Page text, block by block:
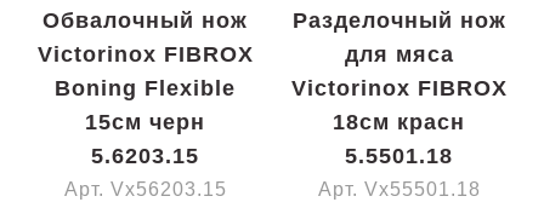
Обвалочный нож
Victorinox FIBROX
Boning Flexible
15см черн
5.6203.15
Арт. Vx56203.15
Разделочный нож
для мяса
Victorinox FIBROX
18см красн
5.5501.18
Арт. Vx55501.18